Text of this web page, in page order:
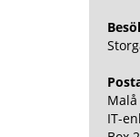
IT-